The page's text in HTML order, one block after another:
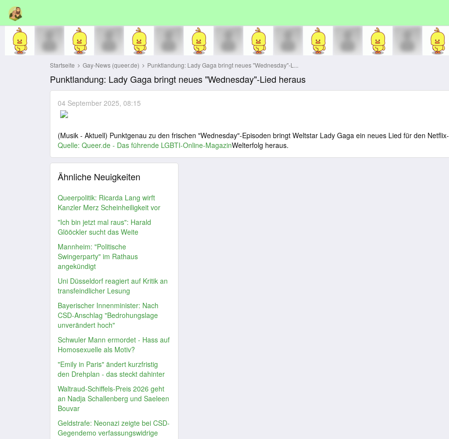
Startseite Gay-News (queer.de) Punktlandung: Lady Gaga bringt neues "Wednesday"-L...
Punktlandung: Lady Gaga bringt neues "Wednesday"-Lied heraus
04 September 2025, 08:15
(Musik - Aktuell) Punktgenau zu den frischen "Wednesday"-Episoden bringt Weltstar Lady Gaga ein neues Lied für den Netflix-
Welterfolg heraus.
Quelle: Queer.de - Das führende LGBTI-Online-Magazin
Ähnliche Neuigkeiten
Queerpolitik: Ricarda Lang wirft
Kanzler Merz Scheinheiligkeit vor
"Ich bin jetzt mal raus": Harald
Glööckler sucht das Weite
Mannheim: "Politische
Swingerparty" im Rathaus
angekündigt
Uni Düsseldorf reagiert auf Kritik an
transfeindlicher Lesung
Bayerischer Innenminister: Nach
CSD-Anschlag "Bedrohungslage
unverändert hoch"
Schwuler Mann ermordet - Hass auf
Homosexuelle als Motiv?
"Emily in Paris" ändert kurzfristig
den Drehplan - das steckt dahinter
Waltraud-Schiffels-Preis 2026 geht
an Nadja Schallenberg und Saeleen
Bouvar
Geldstrafe: Neonazi zeigte bei CSD-
Gegendemo verfassungswidrige